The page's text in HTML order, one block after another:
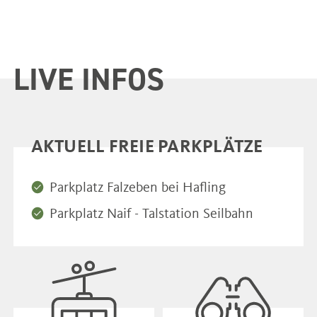
LIVE INFOS
AKTUELL FREIE PARKPLÄTZE
Parkplatz Falzeben bei Hafling
Parkplatz Naif - Talstation Seilbahn